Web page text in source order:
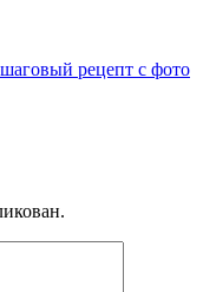
рецепт с фото